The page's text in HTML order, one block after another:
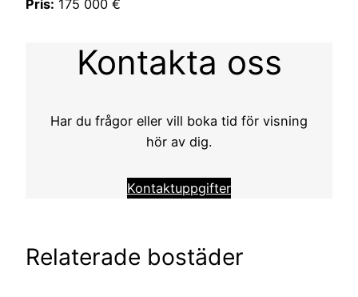
Pris: 175 000 €
Kontakta oss
Har du frågor eller vill boka tid för visning
hör av dig.
Kontaktuppgifter
Relaterade bostäder